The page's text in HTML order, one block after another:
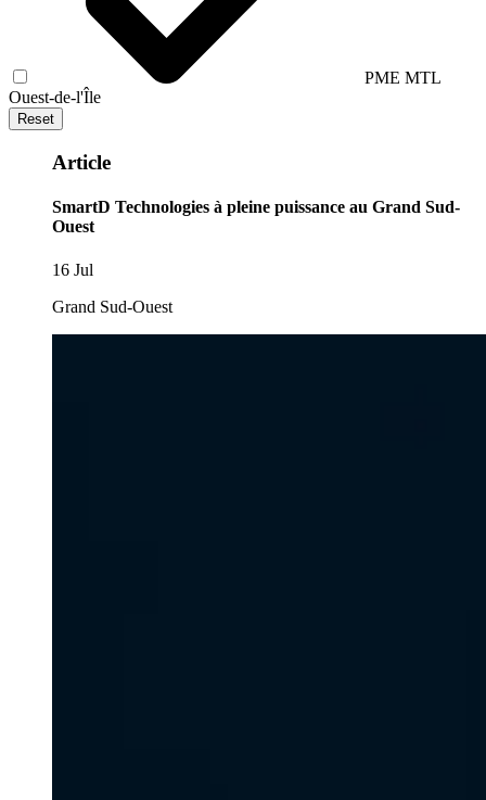
PME MTL
Ouest-de-l'Île
Reset
Article
SmartD Technologies à pleine puissance au Grand Sud-
Ouest
16 Jul
Grand Sud-Ouest